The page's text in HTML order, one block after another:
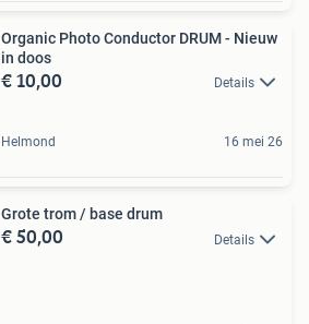
Organic Photo Conductor DRUM - Nieuw
in doos
€ 10,00 Details
Helmond 16 mei 26
Grote trom / base drum
€ 50,00 Details